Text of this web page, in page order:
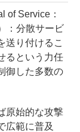
of Service：
：分散サービ
送り付けるこ
るという力任
御した多数の
原始的な攻撃
広範に普及